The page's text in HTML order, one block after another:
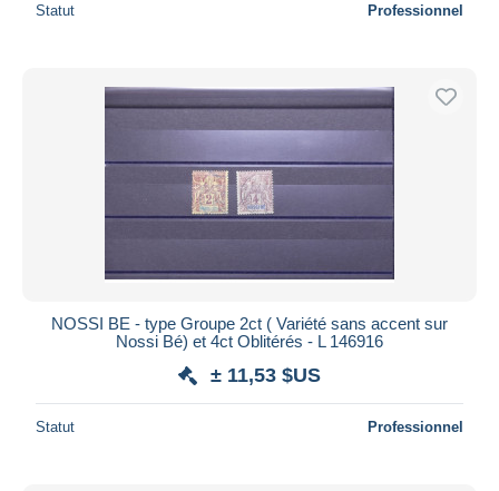
Statut Professionnel
NOSSI BE - type Groupe 2ct ( Variété sans accent sur
Nossi Bé) et 4ct Oblitérés - L 146916
± 11,53 $US
Statut Professionnel